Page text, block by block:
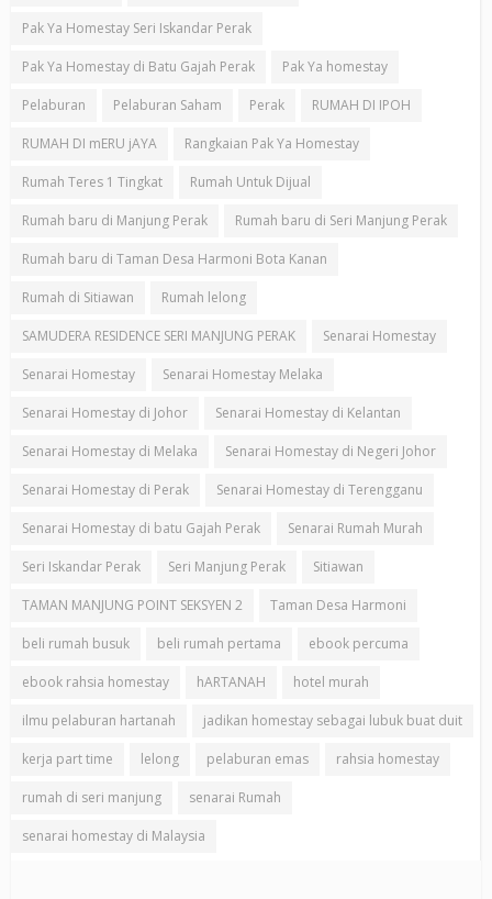
Pak Ya Homestay Seri Iskandar Perak
Pak Ya Homestay di Batu Gajah Perak Pak Ya homestay
Pelaburan Pelaburan Saham Perak RUMAH DI IPOH
RUMAH DI mERU jAYA Rangkaian Pak Ya Homestay
Rumah Teres 1 Tingkat Rumah Untuk Dijual
Rumah baru di Manjung Perak Rumah baru di Seri Manjung Perak
Rumah baru di Taman Desa Harmoni Bota Kanan
Rumah di Sitiawan Rumah lelong
SAMUDERA RESIDENCE SERI MANJUNG PERAK Senarai Homestay
Senarai Homestay Senarai Homestay Melaka
Senarai Homestay di Johor Senarai Homestay di Kelantan
Senarai Homestay di Melaka Senarai Homestay di Negeri Johor
Senarai Homestay di Perak Senarai Homestay di Terengganu
Senarai Homestay di batu Gajah Perak Senarai Rumah Murah
Seri Iskandar Perak Seri Manjung Perak Sitiawan
TAMAN MANJUNG POINT SEKSYEN 2 Taman Desa Harmoni
beli rumah busuk beli rumah pertama ebook percuma
ebook rahsia homestay hARTANAH hotel murah
ilmu pelaburan hartanah jadikan homestay sebagai lubuk buat duit
kerja part time lelong pelaburan emas rahsia homestay
rumah di seri manjung senarai Rumah
senarai homestay di Malaysia